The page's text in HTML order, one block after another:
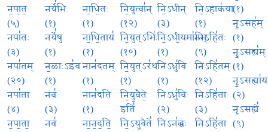
न॒पा॒तः॒
(५)
नपा॑तः
(३)
नपा॑तम्
(२०)
नपा॑ता
(४)
न॒पा॒ता॒
नर्ये॑भिः
(१)
नर्ये॑षु
(१)
न॒ळाःऽइ॑व
(१)
नवः॑
(३)
नव॑
ना॒धि॒तः
(१)
ना॒धि॒ताय॑
(१)
नान॑दतम्
(१)
नान॑दति
(१)
ना॒न॒द॒ति॒
नि॒युत्वा॑न्
(१२)
नि॒युत्ऽभिः॑
(१०)
नि॒युत्ऽर॑थः
(१)
नि॒यु॒वैते॒
इति॑
नि॒ऽयु॒वैते॑
नि॒ऽधीन्
(३)
नि॒ऽधी॒यमा॑नम्
(१)
निऽध्रु॑वि
(१)
निऽध्रु॑विः
(२)
निऽन॑द्धः
नि॒ऽहाक॑या
(१)
निऽहि॑तः
(९)
निऽहि॑तम्
(१२)
निऽहि॑ताः
(३)
निऽहि॑ता
(१)
नृ॒ऽसह॑म्
(१)
नृ॒ऽसह्य॑म्
(१)
नृ॒ऽसह्या॑य
(२)
नृ॒ऽसह्ये॑
(९)